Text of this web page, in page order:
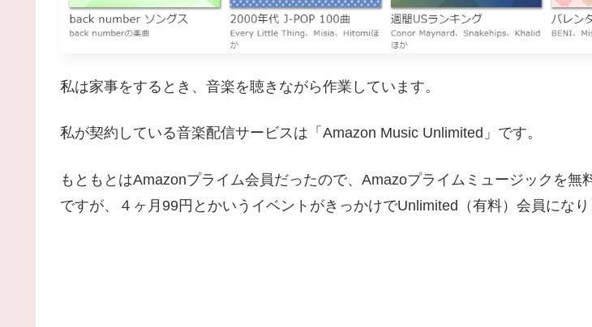
私は家事をするとき、音楽を聴きながら作業しています。
私が契約している音楽配信サービスは「Amazon Music Unlimited」です。
もともとはAmazonプライム会員だったので、Amazoプライムミュージックを無
ですが、４ヶ月99円とかいうイベントがきっかけでUnlimited（有料）会員になり